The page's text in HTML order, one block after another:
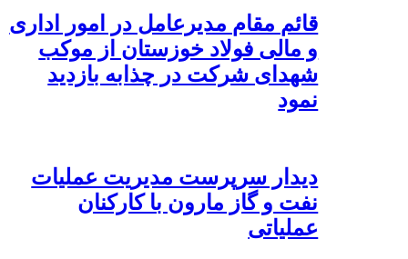
قائم مقام مدیرعامل در امور اداری
و مالی فولاد خوزستان از موکب
شهدای شرکت در چذابه بازدید
نمود
دیدار سرپرست مدیریت عملیات
نفت و گاز مارون با کارکنان
عملیاتی